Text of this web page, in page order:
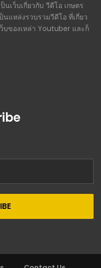
เว็บเกี่ยวกับ วีดีโอ เกษตร
แหล่งรวบรวมวีดีโอ ที่เกี่ยว
บของเหล่า Youtuber และก็